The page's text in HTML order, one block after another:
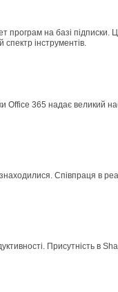
програм на базі підписки.
інструментів.
365 надає великий
Співпраця в
Присутність в